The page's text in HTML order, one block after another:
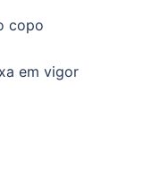
copo
em vigor